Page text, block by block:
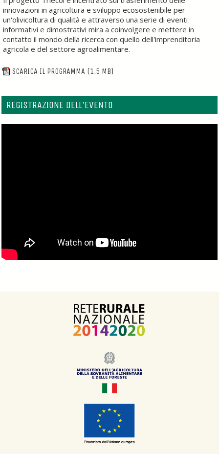
innovazioni in agricoltura e sviluppo ecosostenibile per
un'olivicoltura di qualità e attraverso una serie di eventi
informativi e dimostrativi mira a coinvolgere e mettere in
contatto il mondo della ricerca con quello dell'imprenditoria
agricola e del settore agroalimentare.
SCARICA IL PROGRAMMA (1.5 MB)
REGISTRAZIONE DELL'EVENTO